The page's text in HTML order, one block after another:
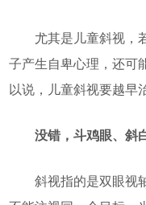
尤其是儿童斜视，若
子产生自卑心理，还可
以说，儿童斜视要越早
没错，斗鸡眼、斜
斜视指的是双眼视轴